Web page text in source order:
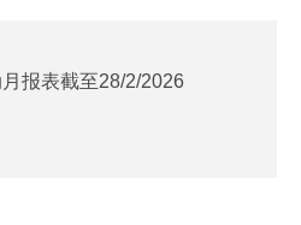
报表截至28/2/2026